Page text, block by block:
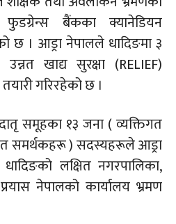
फुडग्रेन्स बैंककाक्यानेडियन
छ । आड्रानेपालले धादिङमा ३
उन्नत खाद्य सुरक्षा (RELIEF)
गरिरहेको छ ।
समूहका १३ जना ( व्यक्तिगत
समर्थकहरू ) सदस्यहरूलेआड्रा
लक्षित नगरपालिका,
नेपालको कार्यालय भ्रमण